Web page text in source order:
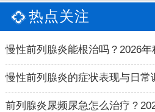
热点关注
慢性前列腺炎能根治吗？2026
指南
慢性前列腺炎的症状表现与日常
前列腺炎尿频尿急怎么治疗？